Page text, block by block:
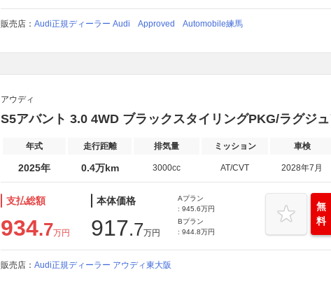
販売店： Audi正規ディーラー Audi Approved Automobile練馬
アウディ
S5アバント 3.0 4WD ブラックスタイリングPKG/ラグジ
年式 走行距離 排気量 ミッション 車検
2025年 0.4万km 3000cc AT/CVT 2028年7月
支払総額
934.7万円
本体価格
917.7万円
Aプラン
: 945.6万円
Bプラン
: 944.8万円
無
料
販売店： Audi正規ディーラー アウディ東大阪